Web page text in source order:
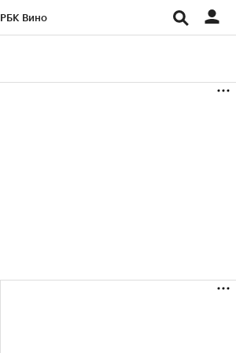
РБК Вино